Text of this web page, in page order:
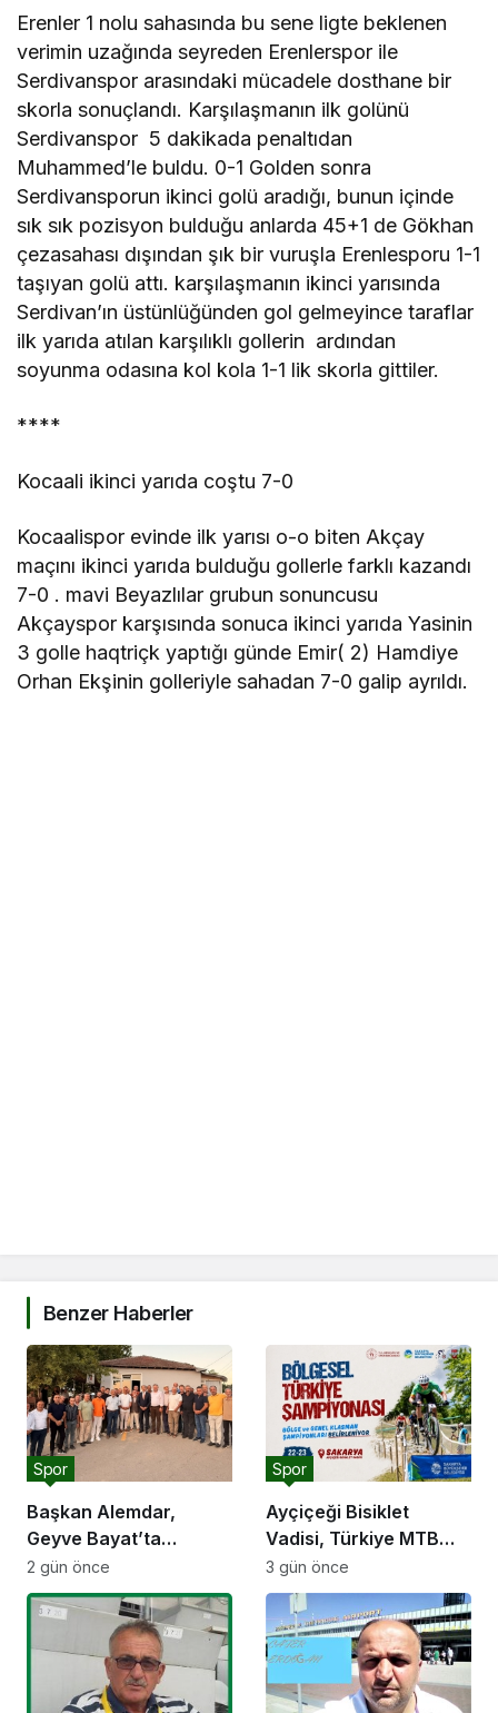
Erenler 1 nolu sahasında bu sene ligte beklenen
verimin uzağında seyreden Erenlerspor ile
Serdivanspor arasındaki mücadele dosthane bir
skorla sonuçlandı. Karşılaşmanın ilk golünü
Serdivanspor 5 dakikada penaltıdan
Muhammed’le buldu. 0-1 Golden sonra
Serdivansporun ikinci golü aradığı, bunun içinde
sık sık pozisyon bulduğu anlarda 45+1 de Gökhan
çezasahası dışından şık bir vuruşla Erenlesporu 1-1
taşıyan golü attı. karşılaşmanın ikinci yarısında
Serdivan’ın üstünlüğünden gol gelmeyince taraflar
ilk yarıda atılan karşılıklı gollerin ardından
soyunma odasına kol kola 1-1 lik skorla gittiler.
****
Kocaali ikinci yarıda coştu 7-0
Kocaalispor evinde ilk yarısı o-o biten Akçay
maçını ikinci yarıda bulduğu gollerle farklı kazandı
7-0 . mavi Beyazlılar grubun sonuncusu
Akçayspor karşısında sonuca ikinci yarıda Yasinin
3 golle haqtriçk yaptığı günde Emir( 2) Hamdiye
Orhan Ekşinin golleriyle sahadan 7-0 galip ayrıldı.
Benzer Haberler
Başkan Alemdar,
Geyve Bayat’ta
hemşehrileriyle
buluştu: “Gençlik ve
spor yatırımlarını
hayata geçirmeye
devam edeceğiz”
Spor
2 gün önce
Ayçiçeği Bisiklet
Vadisi, Türkiye MTB
Şampiyonası’na ev
sahipliği yapacak
Spor
3 gün önce